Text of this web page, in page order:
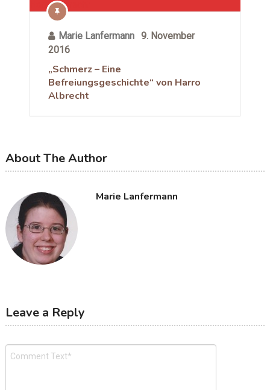
Marie Lanfermann 9. November
2016
„Schmerz – Eine
Befreiungsgeschichte“ von Harro
Albrecht
About The Author
Marie Lanfermann
Leave a Reply